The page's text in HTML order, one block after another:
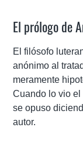
El prólogo de
El filósofo
anónimo al
meramente
Cuando lo vio el
se opuso
autor.